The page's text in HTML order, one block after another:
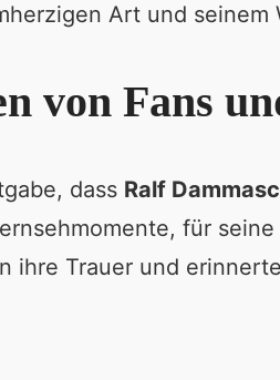
Art und
von Fans
dass Ralf
für
ihre Trauer und